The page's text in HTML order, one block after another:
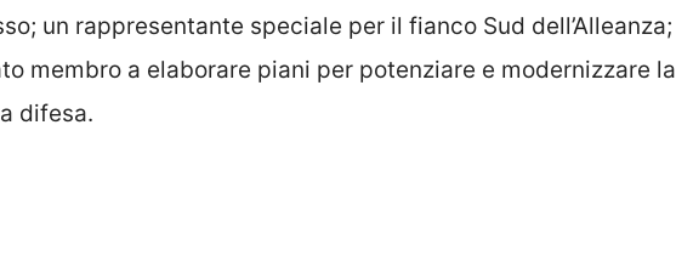
un rappresentante speciale per il fianco Sud dell’Alleanza;
membro a elaborare piani per potenziare e modernizzare la
difesa.